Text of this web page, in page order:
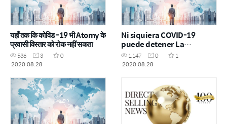
यहाँ तक कि कोविड -19 भी Atomy के
प्रवासी विस्तार को रोक नहीं सकता
536 3
0
2020.08.28
Ni siquiera COVID-19
puede detener La
Expansión de Atomy en el
Extranjero
1,147 0
1
2020.08.28